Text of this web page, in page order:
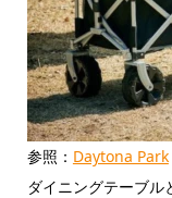
参照： Daytona Park
ダイニングテーブル